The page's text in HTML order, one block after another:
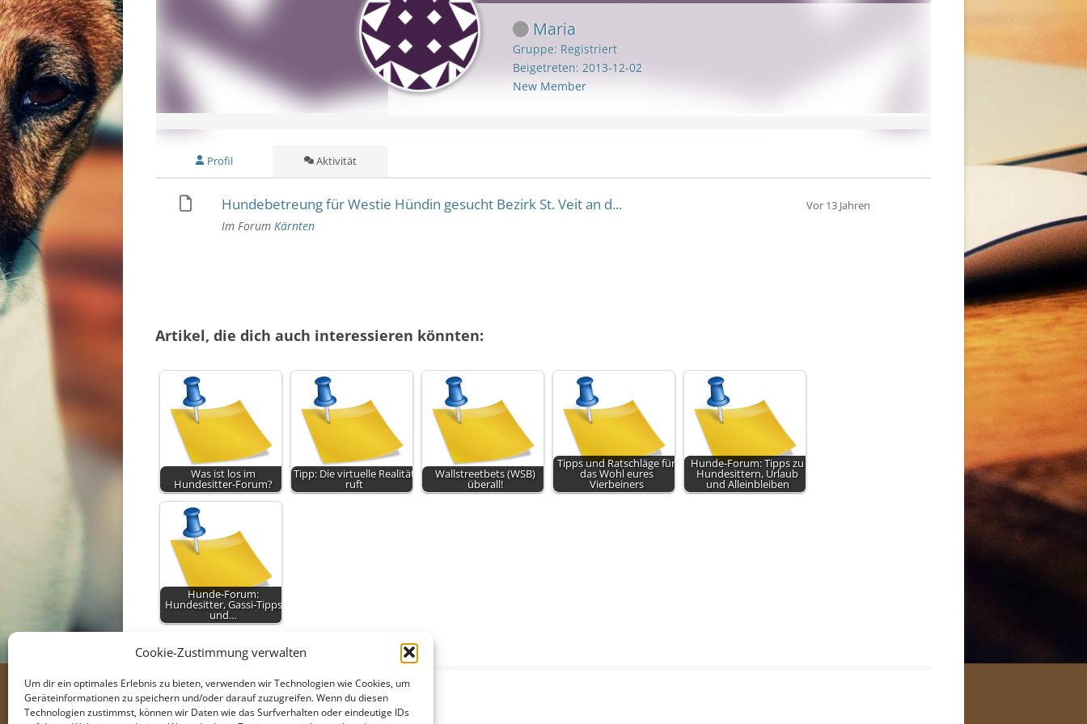
Cookie-Zustimmung verwalten
Um dir ein optimales Erlebnis zu bieten, verwenden wir Technologien wie Cookies, um
Geräteinformationen zu speichern und/oder darauf zuzugreifen. Wenn du diesen
Technologien zustimmst, können wir Daten wie das Surfverhalten oder eindeutige IDs
STEIERMARK
TIROL
VORARLBERG
STEIERMARK
TIROL
VORARLBERG
Maria
Gruppe: Registriert
Beigetreten: 2013-12-02
New Member
Profil Aktivität
Hundebetreung für Westie Hündin gesucht Bezirk St. Veit an d...
Im Forum Kärnten
Vor 13 Jahren
Artikel, die dich auch interessieren könnten:
Was ist los im
Hundesitter-Forum?
Tipp: Die virtuelle Realität
ruft
Wallstreetbets (WSB)
überall!
Tipps und Ratschläge für
das Wohl eures
Vierbeiners
Hunde-Forum: Tipps zu
Hundesittern, Urlaub
und Alleinbleiben
Hunde-Forum:
Hundesitter, Gassi-Tipps
und…